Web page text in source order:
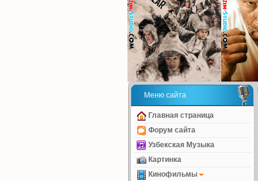
Меню сайта
Главная страница
Форум сайта
Узбекская Музыка
Картинка
Кинофильмы